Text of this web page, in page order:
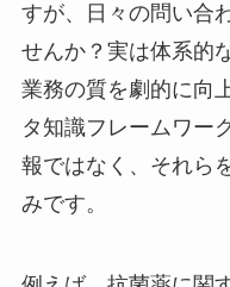
すが、日々の問い合
せんか？実は体系的
業務の質を劇的に向
タ知識フレームワー
報ではなく、それら
みです。